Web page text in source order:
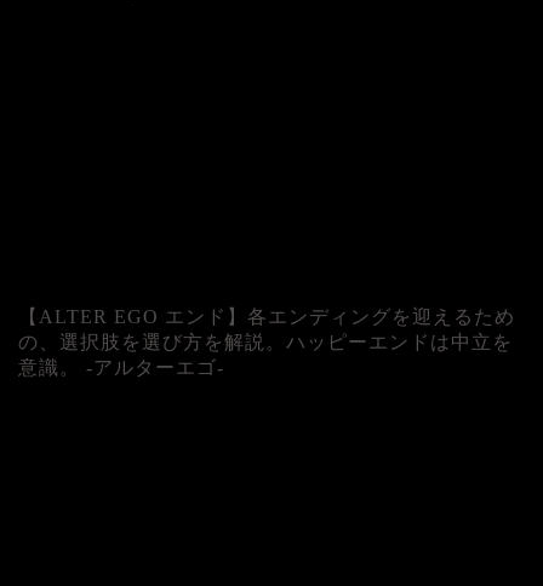
【ALTER EGO エンド】各エンディングを迎えるため
の、選択肢を選び方を解説。ハッピーエンドは中立を
意識。 -アルターエゴ-